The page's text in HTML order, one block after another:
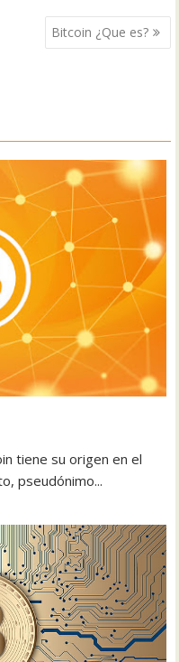
Bitcoin ¿Que es?
tiene su origen en el
pseudónimo...